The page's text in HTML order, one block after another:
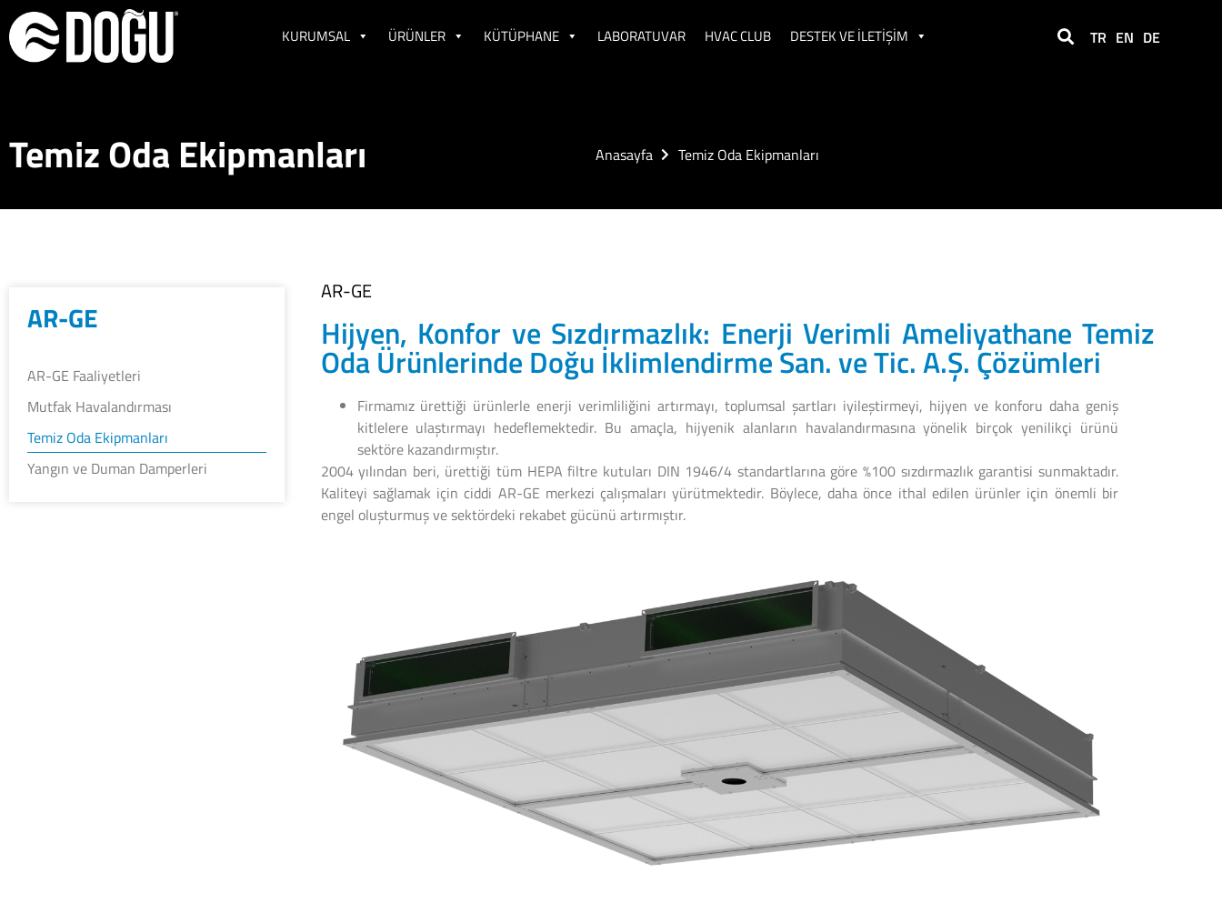
KURUMSAL ÜRÜNLER KÜTÜPHANE LABORATUVAR HVAC CLUB DESTEK VE İLETIŞIM TR EN DE
Temiz Oda Ekipmanları Anasayfa Temiz Oda Ekipmanları
AR-GE
AR-GE Faaliyetleri
Mutfak Havalandırması
Temiz Oda Ekipmanları
Yangın ve Duman Damperleri
AR-GE
Hijyen, Konfor ve Sızdırmazlık: Enerji Verimli Ameliyathane Temiz
Oda Ürünlerinde Doğu İklimlendirme San. ve Tic. A.Ş. Çözümleri
Firmamız ürettiği ürünlerle enerji verimliliğini artırmayı, toplumsal şartları iyileştirmeyi, hijyen ve konforu daha geniş
kitlelere ulaştırmayı hedeflemektedir. Bu amaçla, hijyenik alanların havalandırmasına yönelik birçok yenilikçi ürünü
sektöre kazandırmıştır.
2004 yılından beri, ürettiği tüm HEPA filtre kutuları DIN 1946/4 standartlarına göre %100 sızdırmazlık garantisi sunmaktadır.
Kaliteyi sağlamak için ciddi AR-GE merkezi çalışmaları yürütmektedir. Böylece, daha önce ithal edilen ürünler için önemli bir
engel oluşturmuş ve sektördeki rekabet gücünü artırmıştır.